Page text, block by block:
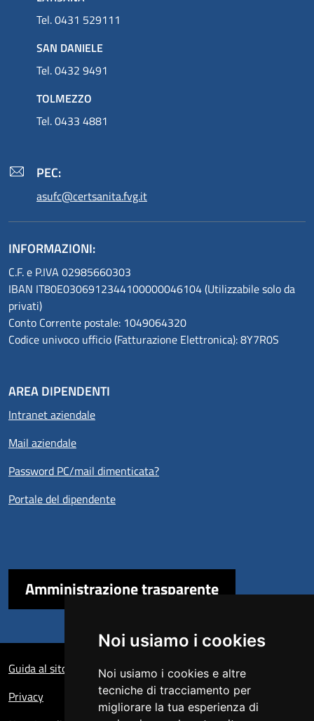
Noi usiamo i cookies
Noi usiamo i cookies e altre
tecniche di tracciamento per
migliorare la tua esperienza di
Tel. 0431 529111
SAN DANIELE
Tel. 0432 9491
TOLMEZZO
Tel. 0433 4881
PEC:
asufc@certsanita.fvg.it
INFORMAZIONI:
C.F. e P.IVA 02985660303
IBAN IT80E0306912344100000046104 (Utilizzabile solo da
privati)
Conto Corrente postale: 1049064320
Codice univoco ufficio (Fatturazione Elettronica): 8Y7R0S
AREA DIPENDENTI
Intranet aziendale
Mail aziendale
Password PC/mail dimenticata?
Portale del dipendente
Amministrazione trasparente
Guida al sito
Privacy